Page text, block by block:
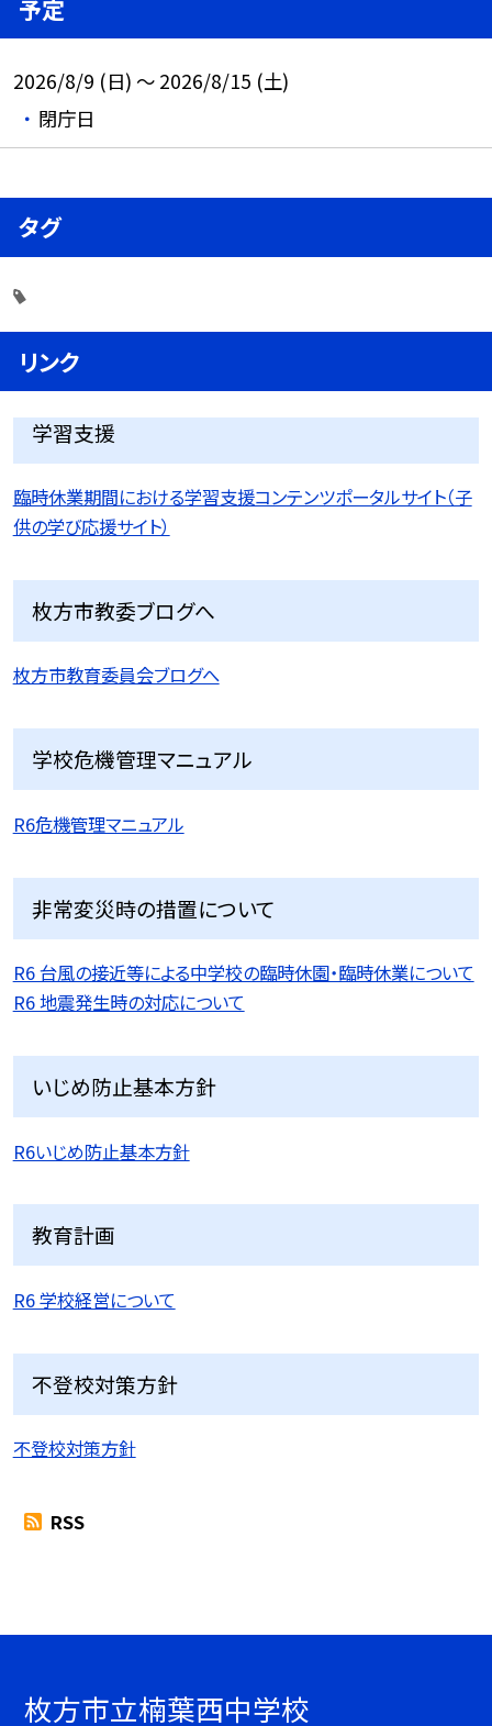
予定
2026/8/9 (日) ～ 2026/8/15 (土)
閉庁日
タグ
リンク
学習支援
臨時休業期間における学習支援コンテンツポータルサイト（子
供の学び応援サイト）
枚方市教委ブログへ
枚方市教育委員会ブログへ
学校危機管理マニュアル
R6危機管理マニュアル
非常変災時の措置について
R6 台風の接近等による中学校の臨時休園・臨時休業について
R6 地震発生時の対応について
いじめ防止基本方針
R6いじめ防止基本方針
教育計画
R6 学校経営について
不登校対策方針
不登校対策方針
RSS
枚方市立楠葉西中学校